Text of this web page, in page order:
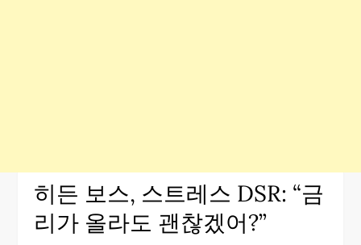
히든 보스, 스트레스 DSR: “금
리가 올라도 괜찮겠어?”